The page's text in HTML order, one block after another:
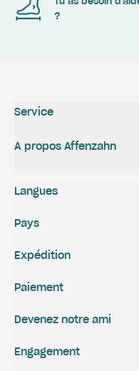
?
Service
A propos Affenzahn
Expédition
Paiement
Engagement
Devenez notre ami
Langues
Pays